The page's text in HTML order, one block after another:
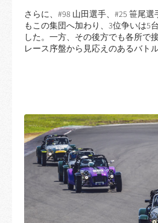
さらに、#98 山田選手、#25 笹尾
もこの集団へ加わり、3位争いは5
した。一方、その後方でも各所で
レース序盤から見応えのあるバト